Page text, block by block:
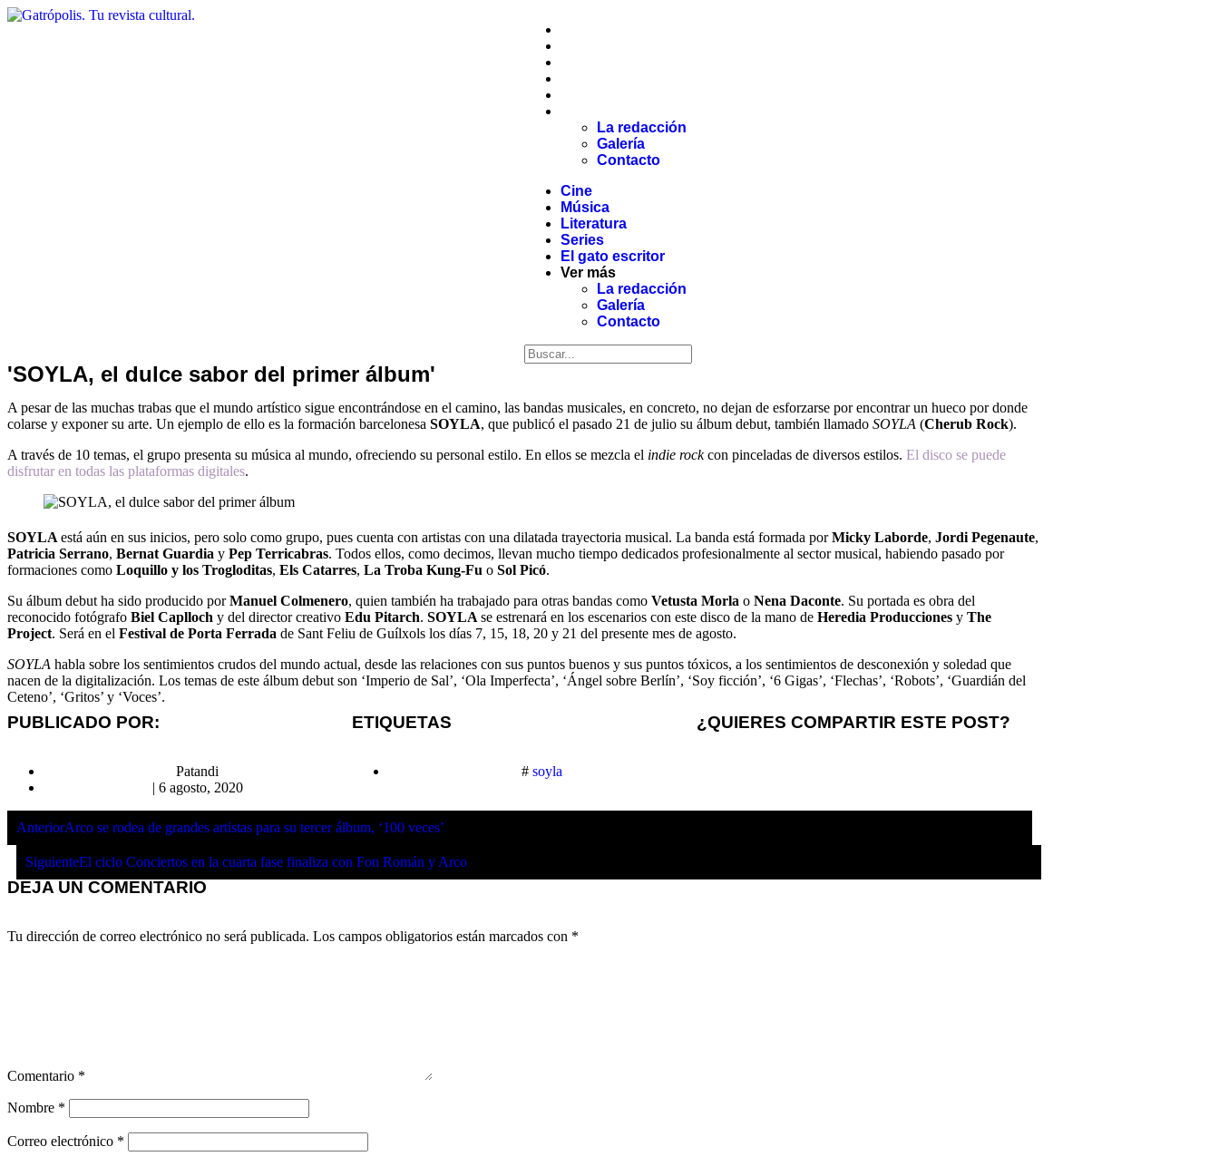
La redacción
Galería
Contacto
Cine
Música
Literatura
Series
El gato escritor
Ver más
La redacción
Galería
Contacto
'SOYLA, el dulce sabor del primer álbum'
A pesar de las muchas trabas que el mundo artístico sigue encontrándose en el camino, las bandas musicales, en concreto, no dejan de esforzarse por encontrar un hueco por donde
colarse y exponer su arte. Un ejemplo de ello es la formación barcelonesa SOYLA, que publicó el pasado 21 de julio su álbum debut, también llamado SOYLA (Cherub Rock).
A través de 10 temas, el grupo presenta su música al mundo, ofreciendo su personal estilo. En ellos se mezcla el indie rockcon pinceladas de diversos estilos. El disco se puede
disfrutar en todas las plataformas digitales.
SOYLA está aún en sus inicios, pero solo como grupo, pues cuenta con artistas con una dilatada trayectoria musical. La banda está formada porMicky Laborde, Jordi Pegenaute,
Patricia Serrano, Bernat Guardia y Pep Terricabras. Todos ellos, como decimos, llevan mucho tiempo dedicados profesionalmente al sector musical, habiendo pasado por
formaciones como Loquillo y los Trogloditas, Els Catarres, La Troba Kung-Fu o Sol Picó.
Su álbum debut ha sido producido porManuel Colmenero, quien también ha trabajado para otras bandas como Vetusta Morla o Nena Daconte. Su portada es obra del
reconocido fotógrafo Biel Caplloch y del director creativo Edu Pitarch. SOYLA se estrenará en los escenarios con este disco de la mano de Heredia Producciones y The
Project. Será en el Festival de Porta Ferrada de Sant Feliu de Guílxols los días 7, 15, 18, 20 y 21 del presente mes de agosto.
SOYLA habla sobre los sentimientos crudos del mundo actual, desde las relaciones con sus puntos buenos y sus puntos tóxicos, a los sentimientos de desconexión y soledad que
nacen de la digitalización. Los temas de este álbum debut son ‘Imperio de Sal’, ‘Ola Imperfecta’, ‘Ángel sobre Berlín’, ‘Soy ficción’, ‘6 Gigas’, ‘Flechas’, ‘Robots’, ‘Guardián del
Ceteno’, ‘Gritos’ y ‘Voces’.
PUBLICADO POR:
Patandi
| 6 agosto, 2020
ETIQUETAS
# soyla
¿QUIERES COMPARTIR ESTE POST?
AnteriorArco se rodea de grandes artistas para su tercer álbum, ‘100 veces’
SiguienteEl ciclo Conciertos en la cuarta fase finaliza con Fon Román y Arco
DEJA UN COMENTARIO
Tu dirección de correo electrónico no será publicada. Los campos obligatorios están marcados con *
Comentario *
Nombre *
Correo electrónico *